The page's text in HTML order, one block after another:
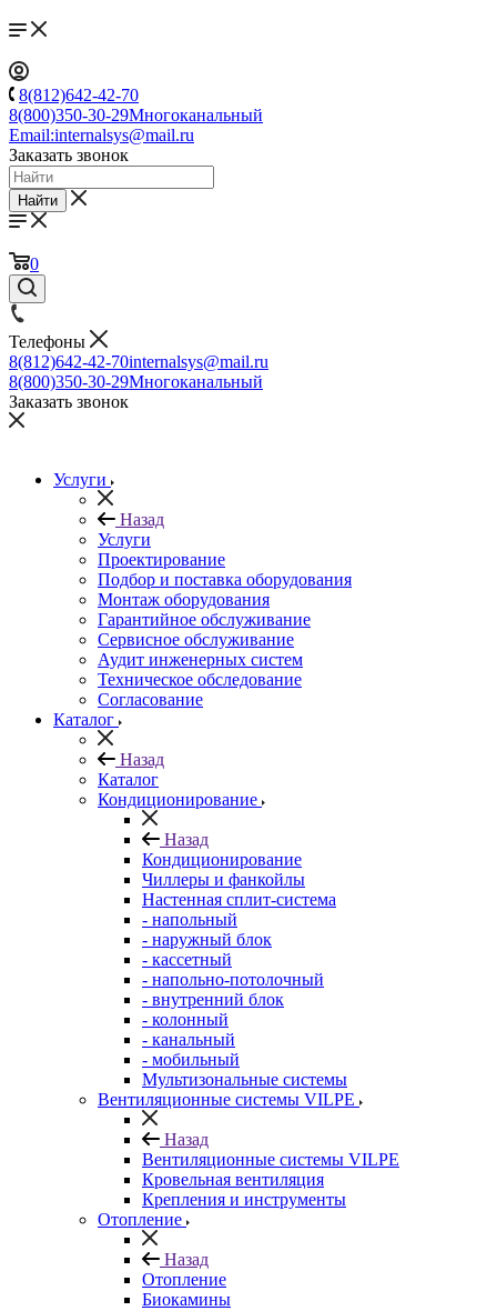
8(812)642-42-70
8(800)350-30-29Многоканальный
Email:internalsys@mail.ru
Заказать звонок
Найти
0
Телефоны
8(812)642-42-70internalsys@mail.ru
8(800)350-30-29Многоканальный
Заказать звонок
Услуги
Назад
Услуги
Проектирование
Подбор и поставка оборудования
Монтаж оборудования
Гарантийное обслуживание
Сервисное обслуживание
Аудит инженерных систем
Техническое обследование
Согласование
Каталог
Назад
Каталог
Кондиционирование
Назад
Кондиционирование
Чиллеры и фанкойлы
Настенная сплит-система
- напольный
- наружный блок
- кассетный
- напольно-потолочный
- внутренний блок
- колонный
- канальный
- мобильный
Мультизональные системы
Вентиляционные системы VILPE
Назад
Вентиляционные системы VILPE
Кровельная вентиляция
Крепления и инструменты
Отопление
Назад
Отопление
Биокамины